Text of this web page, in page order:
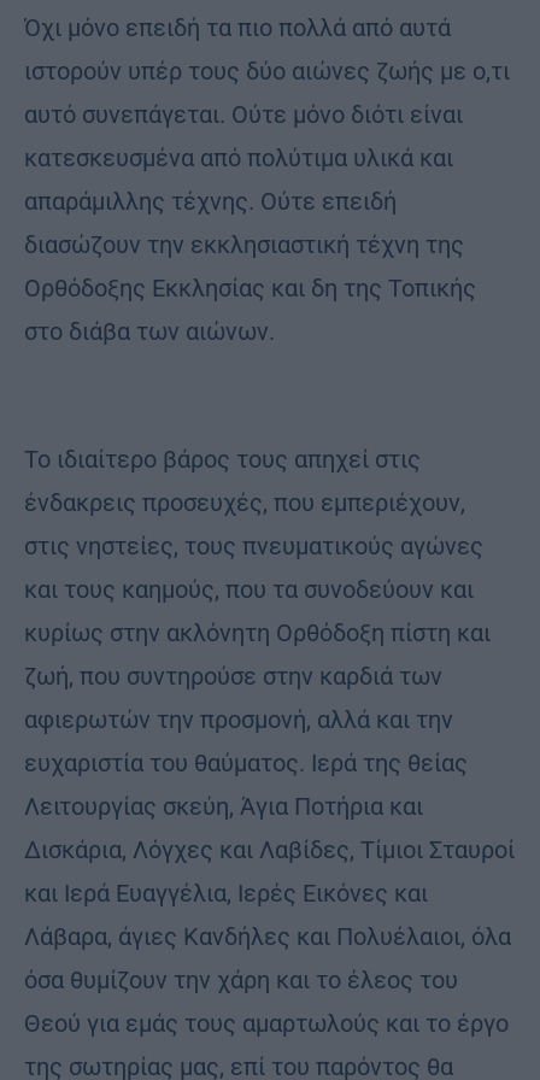
Όχι μόνο επειδή τα πιο πολλά από αυτά
ιστορούν υπέρ τους δύο αιώνες ζωής με ο,τι
αυτό συνεπάγεται. Ούτε μόνο διότι είναι
κατεσκευσμένα από πολύτιμα υλικά και
απαράμιλλης τέχνης. Ούτε επειδή
διασώζουν την εκκλησιαστική τέχνη της
Ορθόδοξης Εκκλησίας και δη της Τοπικής
στο διάβα των αιώνων.
Το ιδιαίτερο βάρος τους απηχεί στις
ένδακρεις προσευχές, που εμπεριέχουν,
στις νηστείες, τους πνευματικούς αγώνες
και τους καημούς, που τα συνοδεύουν και
κυρίως στην ακλόνητη Ορθόδοξη πίστη και
ζωή, που συντηρούσε στην καρδιά των
αφιερωτών την προσμονή, αλλά και την
ευχαριστία του θαύματος. Ιερά της θείας
Λειτουργίας σκεύη, Άγια Ποτήρια και
Δισκάρια, Λόγχες και Λαβίδες, Τίμιοι Σταυροί
και Ιερά Ευαγγέλια, Ιερές Εικόνες και
Λάβαρα, άγιες Κανδήλες και Πολυέλαιοι, όλα
όσα θυμίζουν την χάρη και το έλεος του
Θεού για εμάς τους αμαρτωλούς και το έργο
της σωτηρίας μας, επί του παρόντος θα